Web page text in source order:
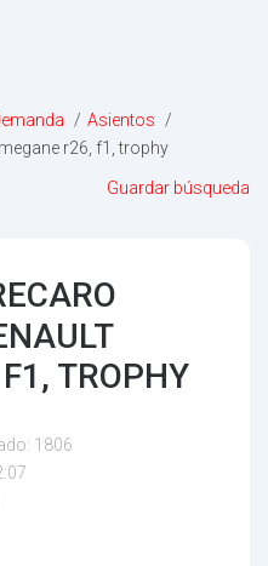
/ Asientos
/
r26, f1, trophy
Guardar búsqueda
TROPHY
1806